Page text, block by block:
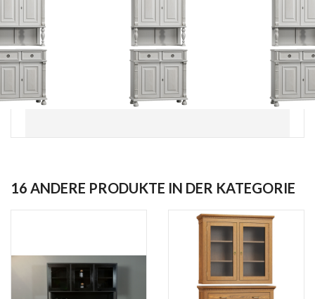
16 ANDERE PRODUKTE IN DER KATEGORIE